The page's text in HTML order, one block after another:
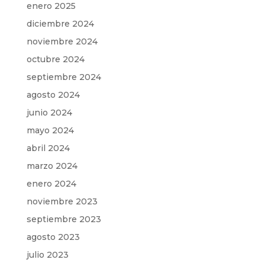
enero 2025
diciembre 2024
noviembre 2024
octubre 2024
septiembre 2024
agosto 2024
junio 2024
mayo 2024
abril 2024
marzo 2024
enero 2024
noviembre 2023
septiembre 2023
agosto 2023
julio 2023